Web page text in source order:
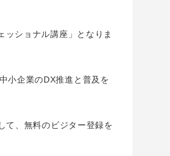
ショナル講座」となりま
小企業のDX推進と普及を
て、無料のビジター登録を